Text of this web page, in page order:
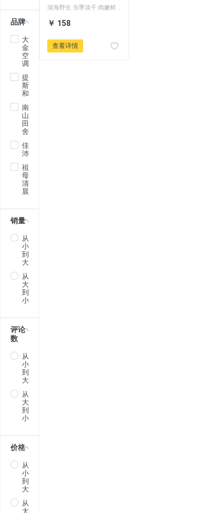
品牌
大
金
空
调
提
斯
和
南
山
田
舍
佳
沛
祖
母
清
晨
销量
从
小
到
大
从
大
到
小
评论
数
从
小
到
大
从
大
到
小
价格
从
小
到
大
从
大
货大码500克包邮
深海野生 当季淡干 肉嫩鲜
￥ 158
查看详情